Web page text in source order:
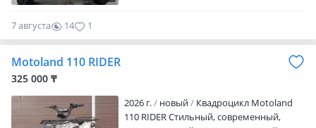
7 августа 14 1
Motoland 110 RIDER
325 000 ₸
2026 г. новый
Квадроцикл Motoland
110 RIDER Стильный, современный,